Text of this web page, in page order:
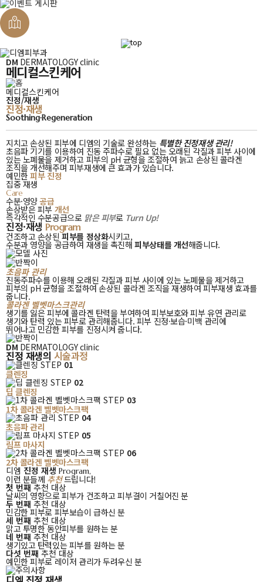
DM DERMATOLOGY clinic
메디컬스킨케어
메디컬스킨케어
진정/재생
진정
재생
진정·재생
Soothing·Regeneration
지치고 손상된 피부에 디엠의 기술로 완성하는 특별한 진정재생 관리!
초음파 기기를 이용하여 진동 주파수로 필요 없는 오래된 각질과 피부 사이에
있는 노폐물을 제거하고 피부의 pH 균형을 조절하여 늙고 손상된 콜라겐
조직을 개선해주며 피부재생에 큰 효과가 있습니다.
예민한피부 진정
집중 재생
Care
수분·영양공급
손상받은 피부 개선
즉각적인
수분공급으로
진정
재생
즉각적인 수분공급으로 맑은 피부로 Turn Up!
진정·재생 Program
건조하고 손상된피부를 정상화시키고,
수분과 영양을 공급하여 재생을 촉진해피부상태를 개선해줍니다.
초음파관리
진동주파수를 이용해 오래된 각질과 피부 사이에 있는 노폐물을 제거하고
피부의 pH 균형을 조절하여 손상된 콜라겐 조직을 재생하여 피부재생 효과를
줍니다.
콜라겐벨벳마스크관리
생기를 잃은 피부에 콜라겐 탄력을 부여하여 피부보호와 피부 유연 관리로
생기와 탄력 있는 피부로 관리해줍니다. 피부 진정·보습·미백 관리에
뛰어나고 민감한 피부를 진정시켜 줍니다.
DM DERMATOLOGY clinic
진정 재생의 시술과정
STEP 01
클렌징
STEP 02
딥 클렌징
STEP 03
1차 콜라겐 벨벳마스크팩
STEP 04
초음파 관리
STEP 05
림프 마사지
STEP 06
2차 콜라겐 벨벳마스크팩
디엠
진정
재생
이러한
분들께
추천
드립니다!
디엠 진정 재생 Program,
이런 분들께 추천드립니다!
첫 번째추천 대상
날씨의 영향으로 피부가 건조하고 피부결이 거칠어진 분
두 번째 추천 대상
민감한 피부로 피부보습이 급하신 분
세 번째 추천 대상
맑고 투명한 동안피부를 원하는 분
네 번째 추천 대상
생기있고 탄력있는 피부를 원하는 분
다섯 번째추천 대상
예민한 피부로 레이저 관리가 두려우신 분